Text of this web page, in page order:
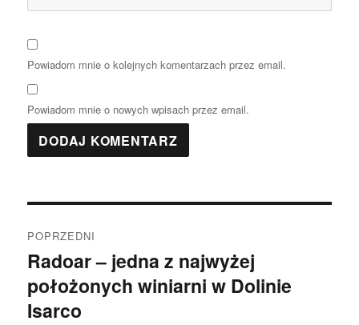
Powiadom mnie o kolejnych komentarzach przez email.
Powiadom mnie o nowych wpisach przez email.
wpisu
POPRZEDNI
Poprzedni
wpis:
Radoar – jedna z najwyżej
położonych winiarni w Dolinie
Isarco